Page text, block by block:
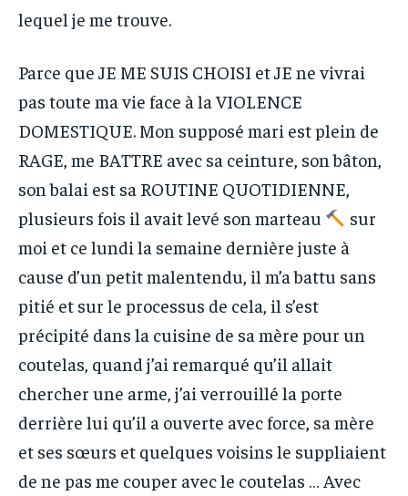
lequel je me trouve.
Parce que JE ME SUIS CHOISI et JE ne vivrai
pas toute ma vie face à la VIOLENCE
DOMESTIQUE. Mon supposé mari est plein de
RAGE, me BATTRE avec sa ceinture, son bâton,
son balai est sa ROUTINE QUOTIDIENNE,
plusieurs fois il avait levé son marteau
sur
moi et ce lundi la semaine dernière juste à
cause d’un petit malentendu, il m’a battu sans
pitié et sur le processus de cela, il s’est
précipité dans la cuisine de sa mère pour un
coutelas, quand j’ai remarqué qu’il allait
chercher une arme, j’ai verrouillé la porte
derrière lui qu’il a ouverte avec force, sa mère
et ses sœurs et quelques voisins le suppliaient
de ne pas me couper avec le coutelas … Avec